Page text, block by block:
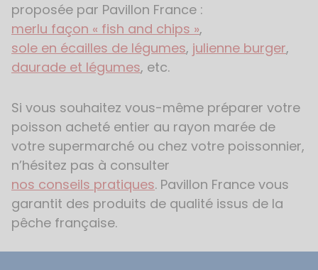
proposée par Pavillon France :
merlu façon « fish and chips »,
sole en écailles de légumes, julienne burger,
daurade et légumes, etc.
Si vous souhaitez vous-même préparer votre
poisson acheté entier au rayon marée de
votre supermarché ou chez votre poissonnier,
n’hésitez pas à consulter
nos conseils pratiques. Pavillon France vous
garantit des produits de qualité issus de la
pêche française.